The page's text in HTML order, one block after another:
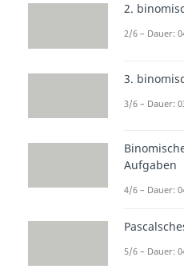
Das
Türen-
)
„Let’s
„Geh aufs
2.
2/6 – Dauer:
3.
3/6 – Dauer:
Aufgaben
4/6 – Dauer:
5/6 – Dauer: